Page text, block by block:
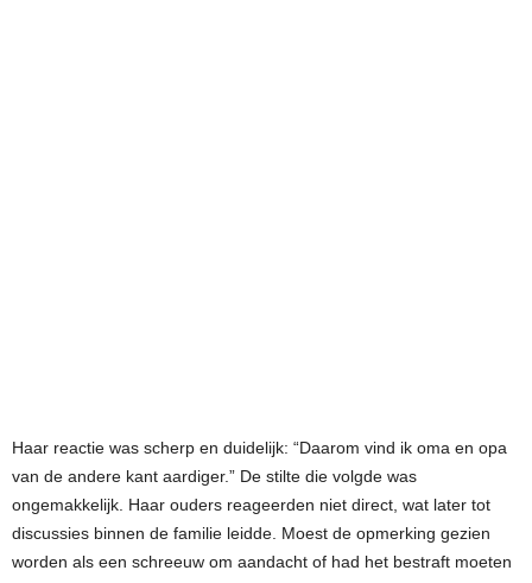
Haar reactie was scherp en duidelijk: “Daarom vind ik oma en opa
van de andere kant aardiger.” De stilte die volgde was
ongemakkelijk. Haar ouders reageerden niet direct, wat later tot
discussies binnen de familie leidde. Moest de opmerking gezien
worden als een schreeuw om aandacht of had het bestraft moeten